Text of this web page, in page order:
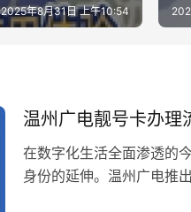
2025年8月31日 上午10:54
温州广电靓号卡办理
在数字化生活全面渗透的
身份的延伸。温州广电推